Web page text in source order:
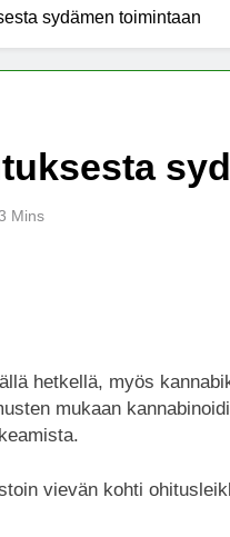
Ago
J. Fox -säätiö
äänestää kannabiksen
sydämen toimintaan
Mins
hetkellä, myös
mukaan
vievän kohti